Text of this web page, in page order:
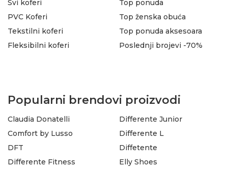
Svi koferi
PVC Koferi
Tekstilni koferi
Fleksibilni koferi
Top ponuda
Top ženska obuća
Top ponuda aksesoara
Poslednji brojevi -70%
Popularni brendovi proizvodi
Claudia Donatelli
Comfort by Lusso
DFT
Differente Fitness
Differente Junior
Differente L
Diffetente
Elly Shoes